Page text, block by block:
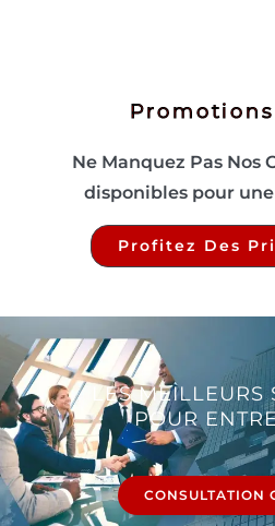
Ne Manquez Pas Nos
disponibles pour
Profitez Des
LES MEILLEURS
POUR
CONSULTATION